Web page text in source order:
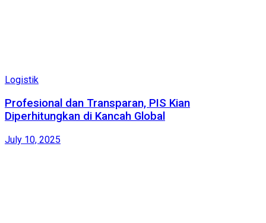
Logistik
Profesional dan Transparan, PIS Kian
Diperhitungkan di Kancah Global
July 10, 2025